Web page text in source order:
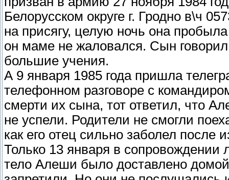
Белорусском округе г. Гродно в\ч
на присягу, целую ночь она
он маме не жаловался. Сын
большие учения.
А 9 января 1985 года пришла
телефонном разговоре с
смерти их сына, тот ответил, что
не успели. Родители не смогли
как его отец сильно заболел после
Только 13 января в сопровождении
тело Алеши было доставлено